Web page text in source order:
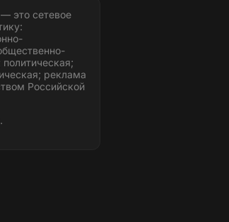
это сетевое
реклама
Российской